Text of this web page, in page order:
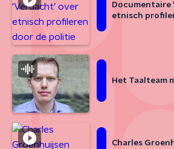
Documentaire
etnisch
Het Taalteam
Charles